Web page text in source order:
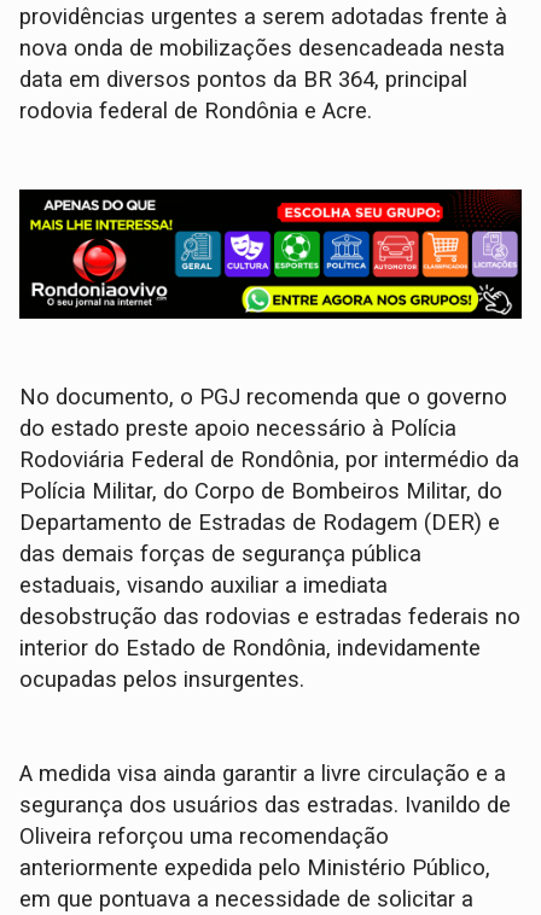
providências urgentes a serem adotadas frente à
nova onda de mobilizações desencadeada nesta
data em diversos pontos da BR 364, principal
rodovia federal de Rondônia e Acre.
No documento, o PGJ recomenda que o governo
do estado preste apoio necessário à Polícia
Rodoviária Federal de Rondônia, por intermédio da
Polícia Militar, do Corpo de Bombeiros Militar, do
Departamento de Estradas de Rodagem (DER) e
das demais forças de segurança pública
estaduais, visando auxiliar a imediata
desobstrução das rodovias e estradas federais no
interior do Estado de Rondônia, indevidamente
ocupadas pelos insurgentes.
A medida visa ainda garantir a livre circulação e a
segurança dos usuários das estradas. Ivanildo de
Oliveira reforçou uma recomendação
anteriormente expedida pelo Ministério Público,
em que pontuava a necessidade de solicitar a